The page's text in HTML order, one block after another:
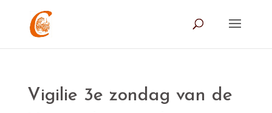
Vigilie 3e zondag van de